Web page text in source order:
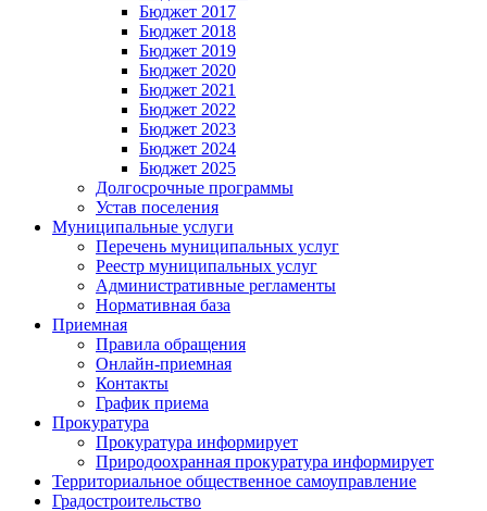
Бюджет 2017
Бюджет 2018
Бюджет 2019
Бюджет 2020
Бюджет 2021
Бюджет 2022
Бюджет 2023
Бюджет 2024
Бюджет 2025
Долгосрочные программы
Устав поселения
Муниципальные услуги
Перечень муниципальных услуг
Реестр муниципальных услуг
Административные регламенты
Нормативная база
Приемная
Правила обращения
Онлайн-приемная
Контакты
График приема
Прокуратура
Прокуратура информирует
Природоохранная прокуратура информирует
Территориальное общественное самоуправление
Градостроительство